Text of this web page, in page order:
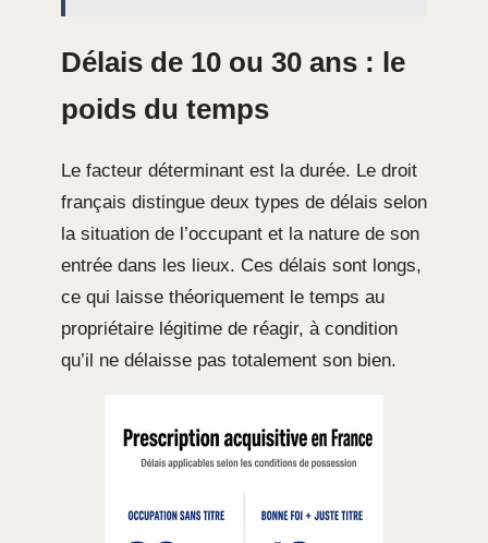
Délais de 10 ou 30 ans : le
poids du temps
Le facteur déterminant est la durée. Le droit
français distingue deux types de délais selon
la situation de l’occupant et la nature de son
entrée dans les lieux. Ces délais sont longs,
ce qui laisse théoriquement le temps au
propriétaire légitime de réagir, à condition
qu’il ne délaisse pas totalement son bien.